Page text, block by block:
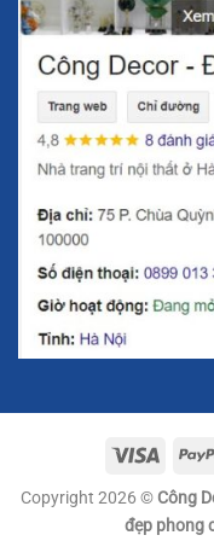
trong cuộc sống.
Bên cạnh đó, với chất
còn mang lại sự
năng lượng xấu, tạo
gia đình bạn. ĐặtMô
tâm trong phòng
mắn và tài lộc cho gia
Copyright 2026 © Công
đẹp phong